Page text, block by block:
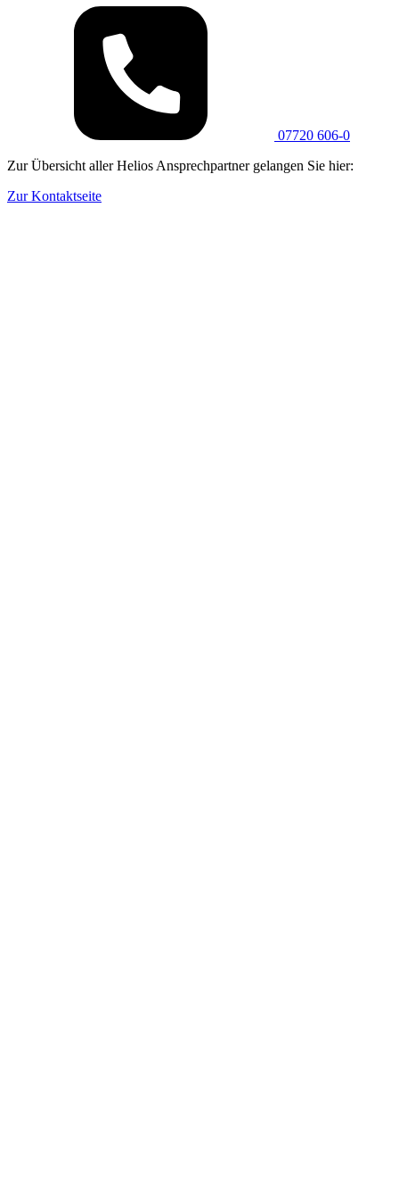
07720 606-0
Zur Übersicht aller Helios Ansprechpartner gelangen Sie hier:
Zur Kontaktseite